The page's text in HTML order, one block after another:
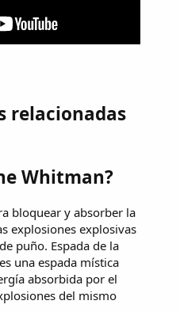
relacionadas
Whitman?
bloquear y absorber la
explosiones explosivas
puño. Espada de la
una espada mística
absorbida por el
del mismo